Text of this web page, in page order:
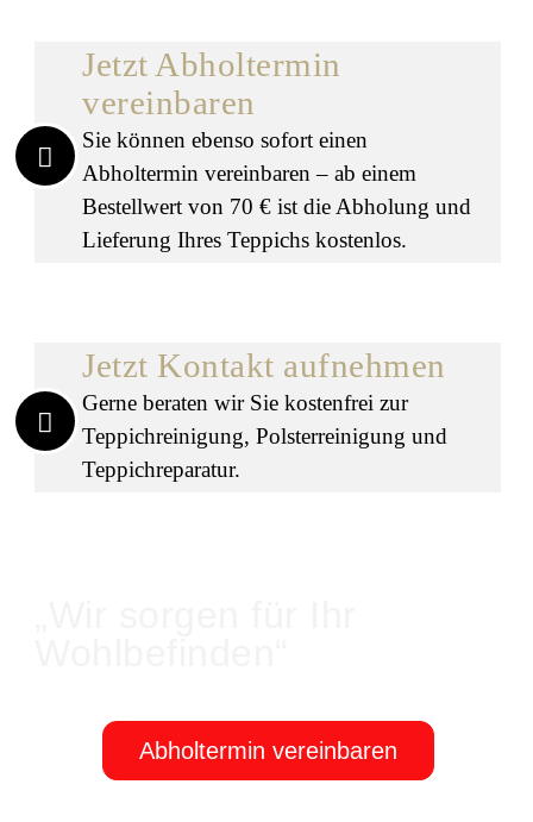
Jetzt Abholtermin
vereinbaren
Sie können ebenso sofort einen
Abholtermin vereinbaren – ab einem
Bestellwert von 70 € ist die Abholung und
Lieferung Ihres Teppichs kostenlos.
Jetzt Kontakt aufnehmen
Gerne beraten wir Sie kostenfrei zur
Teppichreinigung, Polsterreinigung und
Teppichreparatur.
Abholtermin vereinbaren